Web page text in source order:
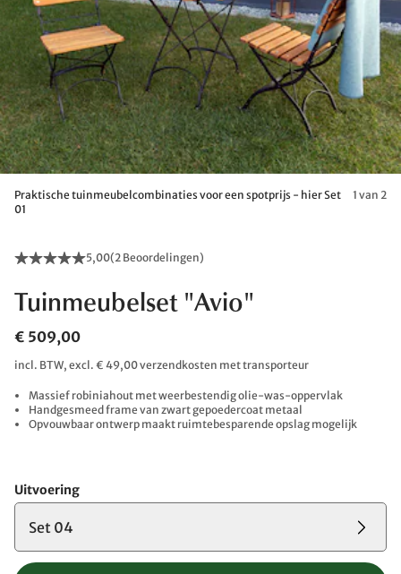
Praktische tuinmeubelcombinaties voor een spotprijs - hier Set
01
1 van 2
5,00(2 Beoordelingen)
Tuinmeubelset "Avio"
€ 509,00
incl. BTW, excl. € 49,00 verzendkosten met transporteur
Massief robiniahout met weerbestendig olie-was-oppervlak
Handgesmeed frame van zwart gepoedercoat metaal
Opvouwbaar ontwerp maakt ruimtebesparende opslag mogelijk
Uitvoering
Set 04